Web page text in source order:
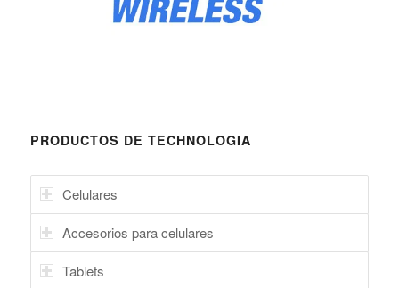
PRODUCTOS DE TECHNOLOGIA
Celulares
Accesorios para celulares
Tablets